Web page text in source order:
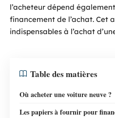
l’acheteur dépend
financement de l’achat. Cet
indispensables à l’achat
Table des matières
Où acheter une voiture neuve ?
Les papiers à fournir pour